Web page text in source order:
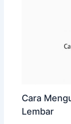
Cara
Lembar